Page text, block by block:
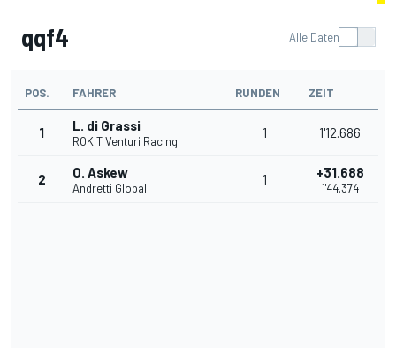
qqf4 Alle Daten
POS. FAHRER RUNDEN ZEIT
1 L. di Grassi
ROKiT Venturi Racing
1 1'12.686
2 O. Askew
Andretti Global
1 +31.688
1'44.374